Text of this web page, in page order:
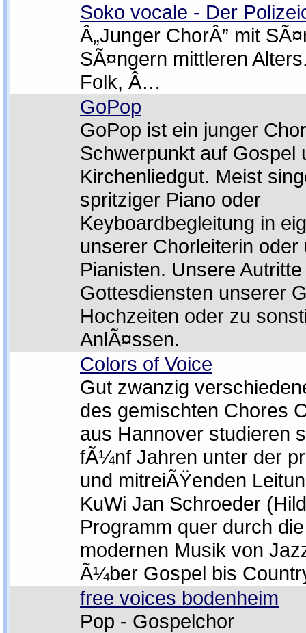
Soko vocale - Der
Â„Junger ChorÂ” mit
SÃ¤ngern mittleren
Folk, Â…
GoPop
GoPop ist ein junger
Schwerpunkt auf Gospel
Kirchenliedgut. Meist
spritziger Piano oder
Keyboardbegleitung in
unserer Chorleiterin oder
Pianisten. Unsere
Gottesdiensten unserer
Hochzeiten oder zu
AnlÃ¤ssen.
Colors of Voice
Gut zwanzig
des gemischten Chores
aus Hannover studieren
fÃ¼nf Jahren unter der
und mitreiÃŸenden
KuWi Jan Schroeder
Programm quer durch
modernen Musik von
Ã¼ber Gospel bis
free voices bodenheim
Pop - Gospelchor